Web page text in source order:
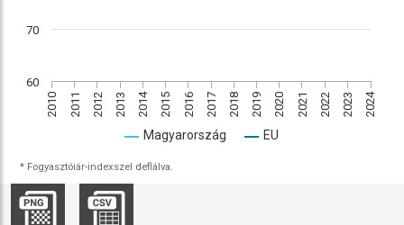
* Fogyasztóiár-indexszel deflálva.
2010 2011 2012 2013 2014 2015 2016 2017 2018 2019 2020 2021 2022 2023 2024
60
70
Magyarország EU